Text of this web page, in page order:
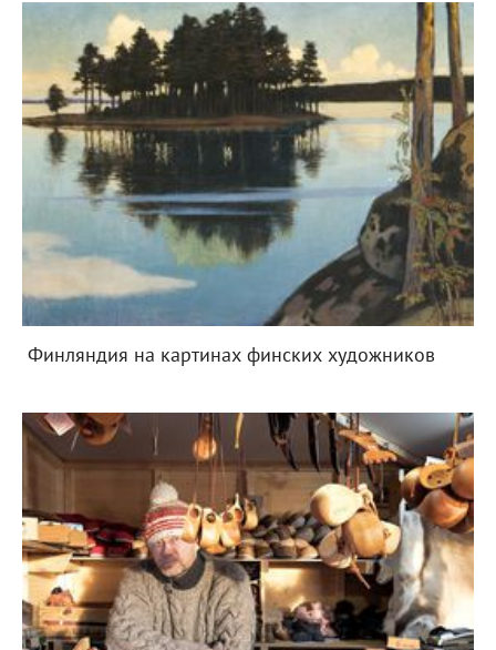
Финляндия на картинах финских художников